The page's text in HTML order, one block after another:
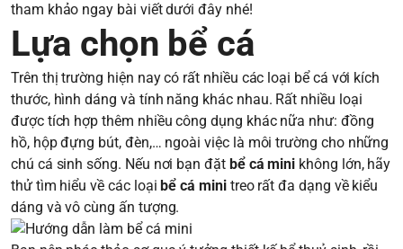
tham khảo ngay bài viết dưới đây nhé!
Lựa chọn bể cá
Trên thị trường hiện nay có rất nhiều các loại bể cá với kích
thước, hình dáng và tính năng khác nhau. Rất nhiều loại
được tích hợp thêm nhiều công dụng khác nữa như: đồng
hồ, hộp đựng bút, đèn,… ngoài việc là môi trường cho những
chú cá sinh sống. Nếu nơi bạn đặt bể cá mini không lớn, hãy
thử tìm hiểu về các loạibể cá mini treo rất đa dạng về kiểu
dáng và vô cùng ấn tượng.